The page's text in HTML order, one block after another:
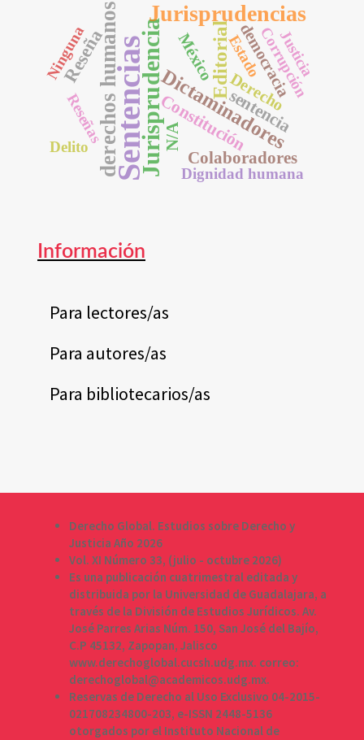
SentenciasJurisprudencia
Jurisprudencias
derechos humanos Editorial
Dictaminadores
Reseña
Constituciónsentencia
N/A
Colaboradores
Derecho
democracia
México Corrupción
Dignidad humana
Estado
Reseñas
Ninguna
Delito
Justicia
Información
Para lectores/as
Para autores/as
Para bibliotecarios/as
Derecho Global. Estudios sobre Derecho y
Justicia Año 2026
Vol. XI Número 33, (julio - octubre 2026)
Es una publicación cuatrimestral editada y
distribuida por la Universidad de Guadalajara, a
través de la División de Estudios Jurídicos. Av.
José Parres Arias Núm. 150, San José del Bajío,
C.P 45132, Zapopan, Jalisco
www.derechoglobal.cucsh.udg.mx. correo:
derechoglobal@academicos.udg.mx.
Reservas de Derecho al Uso Exclusivo 04-2015-
021708234800-203, e-ISSN 2448-5136
otorgados por el Instituto Nacional de